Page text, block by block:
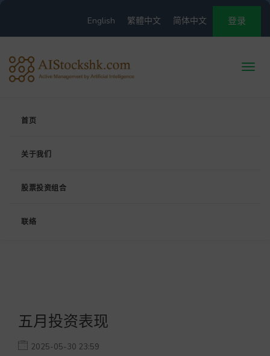
登录
简体中文
繁體中文
English
首页
关于我们
股票投资组合
联络
五月投资表现
2025-05-30 23:59